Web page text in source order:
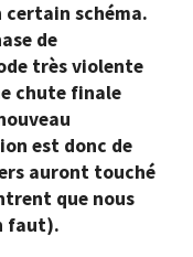
certain schéma.
de
très violente
chute finale
est donc de
auront touché
que nous
faut).